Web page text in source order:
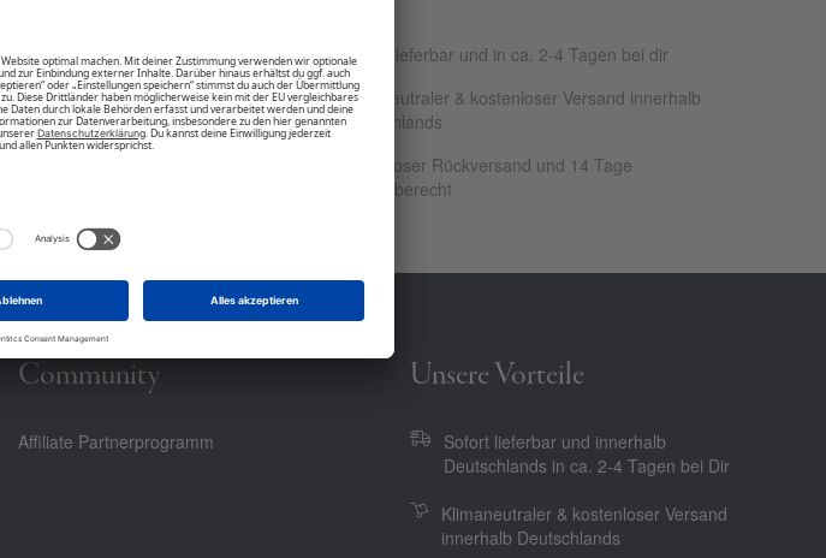
Sofort lieferbar und in ca. 2-4 Tagen bei dir
Klimaneutraler & kostenloser Versand innerhalb
Deutschlands
Kostenloser Rückversand und 14 Tage
Rückgaberecht
Community
Affiliate Partnerprogramm
Unsere Vorteile
Sofort lieferbar und innerhalb
Deutschlands in ca. 2-4 Tagen bei Dir
Klimaneutraler & kostenloser Versand
innerhalb Deutschlands